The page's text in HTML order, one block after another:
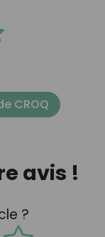
CROQ
avis !
?